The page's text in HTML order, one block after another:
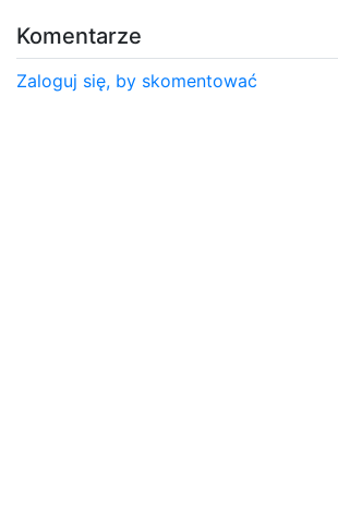
Komentarze
Zaloguj się, by skomentować